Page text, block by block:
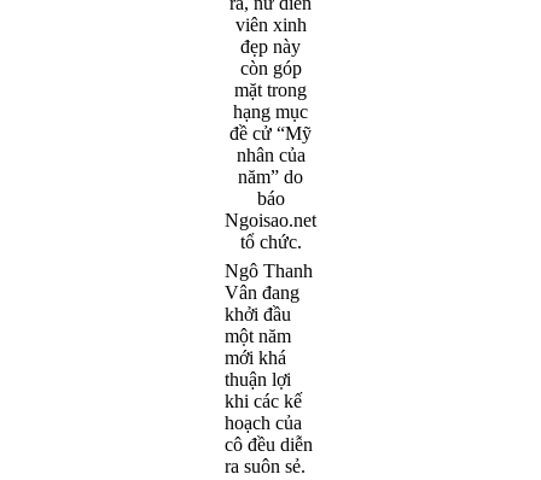
Ngô Thanh
Vân đang
khởi đầu
một năm
mới khá
thuận lợi
khi các kế
hoạch của
cô đều diễn
ra suôn sẻ.